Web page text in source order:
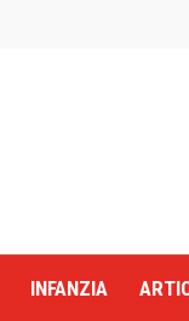
INFANZIA